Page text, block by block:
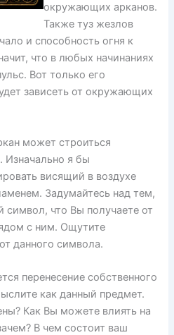
окружающих арканов.
Также туз жезлов
и способность огня к
что в любых начинаниях
Вот только его
зависеть от окружающих
может строиться
Изначально я бы
висящий в воздухе
Задумайтесь над тем,
символ, что Вы получаете от
с ним. Ощутите
данного символа.
перенесение собственного
как данный предмет.
Как Вы можете влиять на
В чем состоит ваш